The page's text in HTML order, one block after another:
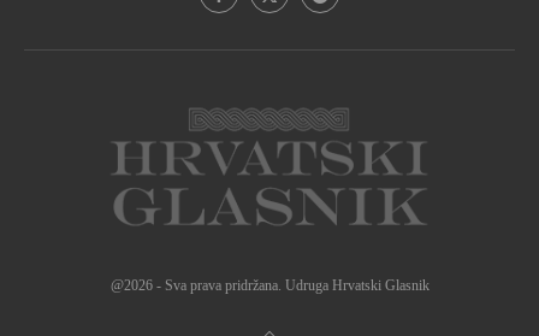
@2026 - Sva prava pridržana. Udruga Hrvatski Glasnik